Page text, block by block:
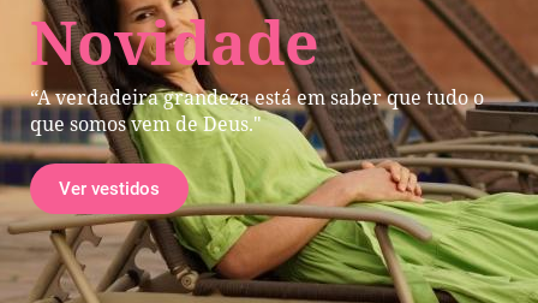
Novidade
“A verdadeira grandeza está em saber que tudo o
que somos vem de Deus."
Ver vestidos